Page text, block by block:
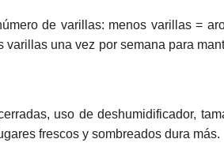
de varillas: menos varillas =
una vez por semana para
uso de deshumidificador,
frescos y sombreados dura más.